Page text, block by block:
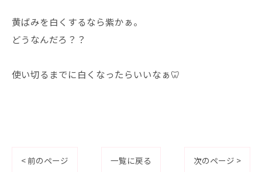
黄ばみを白くするなら紫かぁ。
どうなんだろ？？
使い切るまでに白くなったらいいなぁ🦷
< 前のページ 一覧に戻る 次のページ >